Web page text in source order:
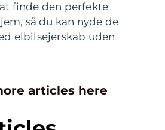
finde den perfekte
så du kan nyde de
elbilsejerskab uden
articles here